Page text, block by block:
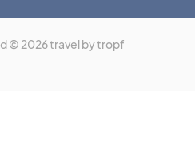
© 2026 travel by tropf